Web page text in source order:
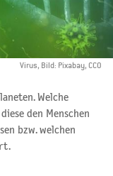
Virus, Bild: Pixabay, CCO
Welche
den Menschen
bzw. welchen